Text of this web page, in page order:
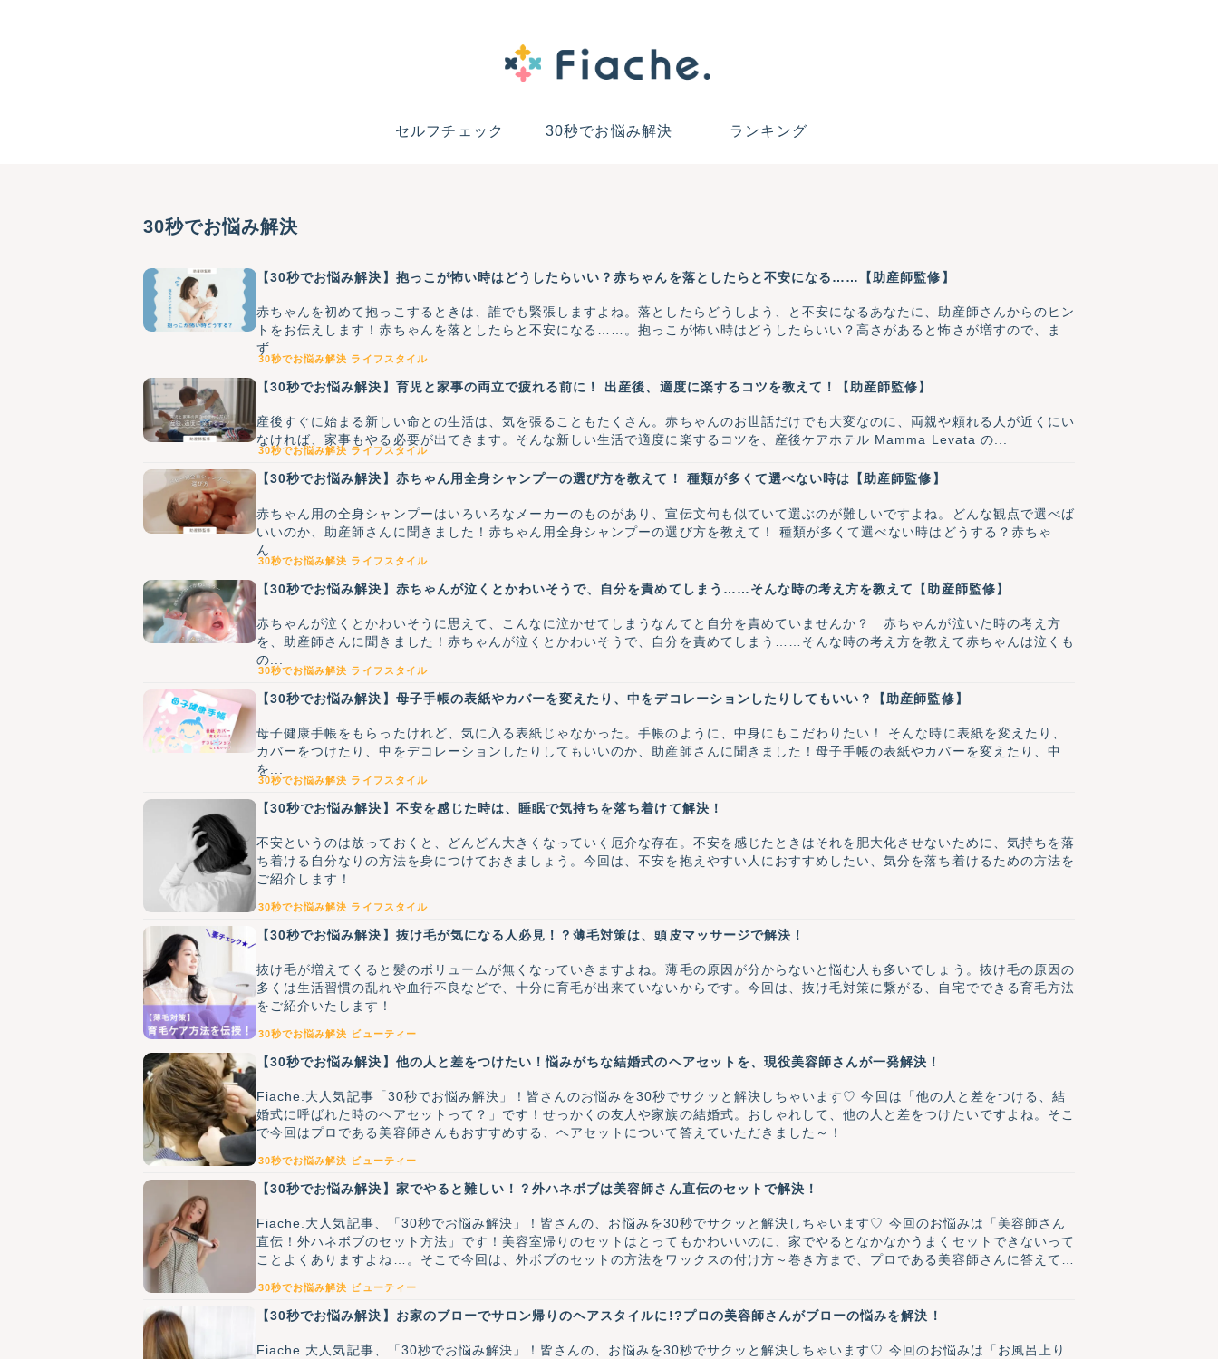
セルフチェック 30秒でお悩み解決 ランキング
30秒でお悩み解決
【30秒でお悩み解決】抱っこが怖い時はどうしたらいい？赤ちゃんを落としたらと不安になる……【助産師監修】
赤ちゃんを初めて抱っこするときは、誰でも緊張しますよね。落としたらどうしよう、と不安になるあなたに、助産師さんからのヒン
トをお伝えします！赤ちゃんを落としたらと不安になる……。抱っこが怖い時はどうしたらいい？高さがあると怖さが増すので、ま
ず...
30秒でお悩み解決 ライフスタイル
【30秒でお悩み解決】育児と家事の両立で疲れる前に！ 出産後、適度に楽するコツを教えて！【助産師監修】
産後すぐに始まる新しい命との生活は、気を張ることもたくさん。赤ちゃんのお世話だけでも大変なのに、両親や頼れる人が近くにい
なければ、家事もやる必要が出てきます。そんな新しい生活で適度に楽するコツを、産後ケアホテル Mamma Levata の...
30秒でお悩み解決 ライフスタイル
【30秒でお悩み解決】赤ちゃん用全身シャンプーの選び方を教えて！ 種類が多くて選べない時は【助産師監修】
赤ちゃん用の全身シャンプーはいろいろなメーカーのものがあり、宣伝文句も似ていて選ぶのが難しいですよね。どんな観点で選べば
いいのか、助産師さんに聞きました！赤ちゃん用全身シャンプーの選び方を教えて！ 種類が多くて選べない時はどうする？赤ちゃ
ん...
30秒でお悩み解決 ライフスタイル
【30秒でお悩み解決】赤ちゃんが泣くとかわいそうで、自分を責めてしまう……そんな時の考え方を教えて【助産師監修】
赤ちゃんが泣くとかわいそうに思えて、こんなに泣かせてしまうなんてと自分を責めていませんか？ 赤ちゃんが泣いた時の考え方
を、助産師さんに聞きました！赤ちゃんが泣くとかわいそうで、自分を責めてしまう……そんな時の考え方を教えて赤ちゃんは泣くも
の...
30秒でお悩み解決 ライフスタイル
【30秒でお悩み解決】母子手帳の表紙やカバーを変えたり、中をデコレーションしたりしてもいい？【助産師監修】
母子健康手帳をもらったけれど、気に入る表紙じゃなかった。手帳のように、中身にもこだわりたい！ そんな時に表紙を変えたり、
カバーをつけたり、中をデコレーションしたりしてもいいのか、助産師さんに聞きました！母子手帳の表紙やカバーを変えたり、中
を...
30秒でお悩み解決 ライフスタイル
【30秒でお悩み解決】不安を感じた時は、睡眠で気持ちを落ち着けて解決！
不安というのは放っておくと、どんどん大きくなっていく厄介な存在。不安を感じたときはそれを肥大化させないために、気持ちを落
ち着ける自分なりの方法を身につけておきましょう。今回は、不安を抱えやすい人におすすめしたい、気分を落ち着けるための方法を
ご紹介します！
30秒でお悩み解決 ライフスタイル
【30秒でお悩み解決】抜け毛が気になる人必見！？薄毛対策は、頭皮マッサージで解決！
抜け毛が増えてくると髪のボリュームが無くなっていきますよね。薄毛の原因が分からないと悩む人も多いでしょう。抜け毛の原因の
多くは生活習慣の乱れや血行不良などで、十分に育毛が出来ていないからです。今回は、抜け毛対策に繋がる、自宅でできる育毛方法
をご紹介いたします！
30秒でお悩み解決 ビューティー
【30秒でお悩み解決】他の人と差をつけたい！悩みがちな結婚式のヘアセットを、現役美容師さんが一発解決！
Fiache.大人気記事「30秒でお悩み解決」！皆さんのお悩みを30秒でサクッと解決しちゃいます♡ 今回は「他の人と差をつける、結
婚式に呼ばれた時のヘアセットって？」です！せっかくの友人や家族の結婚式。おしゃれして、他の人と差をつけたいですよね。そこ
で今回はプロである美容師さんもおすすめする、ヘアセットについて答えていただきました～！
30秒でお悩み解決 ビューティー
【30秒でお悩み解決】家でやると難しい！？外ハネボブは美容師さん直伝のセットで解決！
Fiache.大人気記事、「30秒でお悩み解決」！皆さんの、お悩みを30秒でサクッと解決しちゃいます♡ 今回のお悩みは「美容師さん
直伝！外ハネボブのセット方法」です！美容室帰りのセットはとってもかわいいのに、家でやるとなかなかうまくセットできないって
ことよくありますよね…。そこで今回は、外ボブのセットの方法をワックスの付け方～巻き方まで、プロである美容師さんに答えてい
30秒でお悩み解決 ビューティー
【30秒でお悩み解決】お家のブローでサロン帰りのヘアスタイルに!?プロの美容師さんがブローの悩みを解決！
Fiache.大人気記事、「30秒でお悩み解決」！皆さんの、お悩みを30秒でサクッと解決しちゃいます♡ 今回のお悩みは「お風呂上り